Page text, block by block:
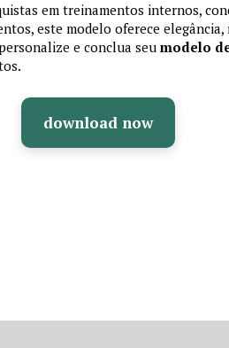
em treinamentos internos,
este modelo oferece elegância,
e conclua seu modelo
download now